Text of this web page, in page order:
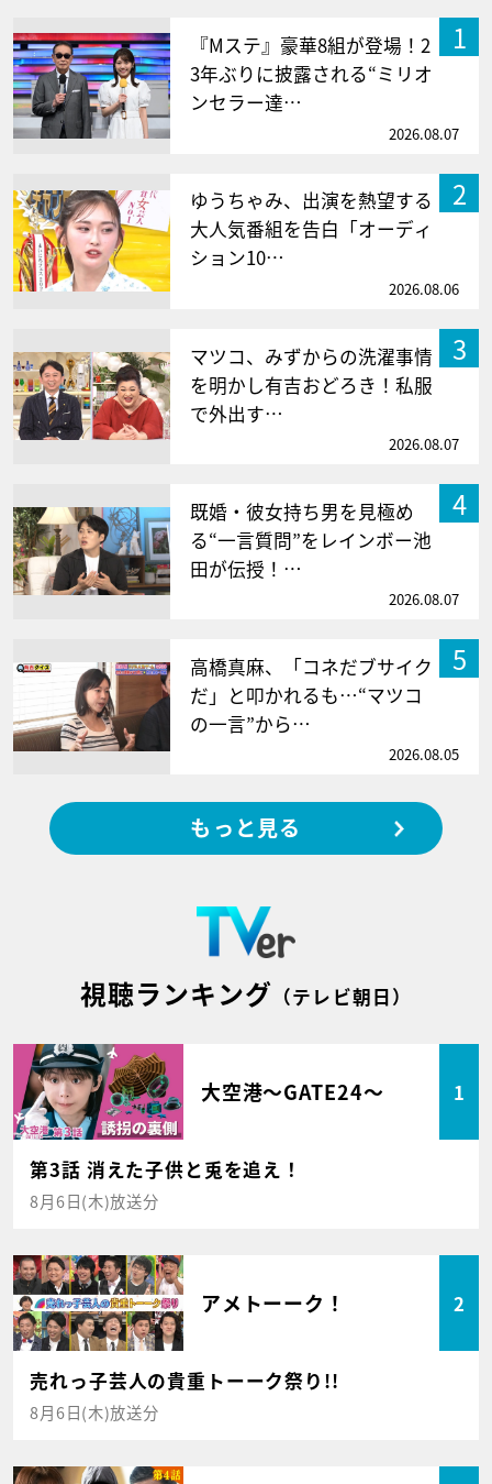
1
『Mステ』豪華8組が登場！2
3年ぶりに披露される“ミリオ
ンセラー達…
2026.08.07
2
ゆうちゃみ、出演を熱望する
大人気番組を告白「オーディ
ション10…
2026.08.06
3
マツコ、みずからの洗濯事情
を明かし有吉おどろき！私服
で外出す…
2026.08.07
4
既婚・彼女持ち男を見極め
る“一言質問”をレインボー池
田が伝授！…
2026.08.07
5
高橋真麻、「コネだブサイク
だ」と叩かれるも…“マツコ
の一言”から…
2026.08.05
もっと見る
視聴ランキング （テレビ朝日）
大空港～GATE24～ 1
第3話 消えた子供と兎を追え！
8月6日(木)放送分
アメトーーク！ 2
売れっ子芸人の貴重トーーク祭り!!
8月6日(木)放送分